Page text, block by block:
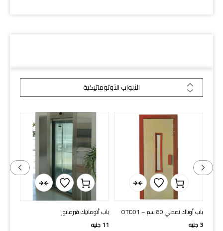
الأبواب الأوتوماتيكية
باب أوتاك نمطي 80 سم – OTD01
3جنيه
باب أتوماتيك فيرماتور
11جنيه